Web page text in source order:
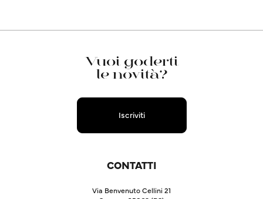
Vuoi goderti
le novità?
Iscriviti
CONTATTI
Via Benvenuto Cellini 21